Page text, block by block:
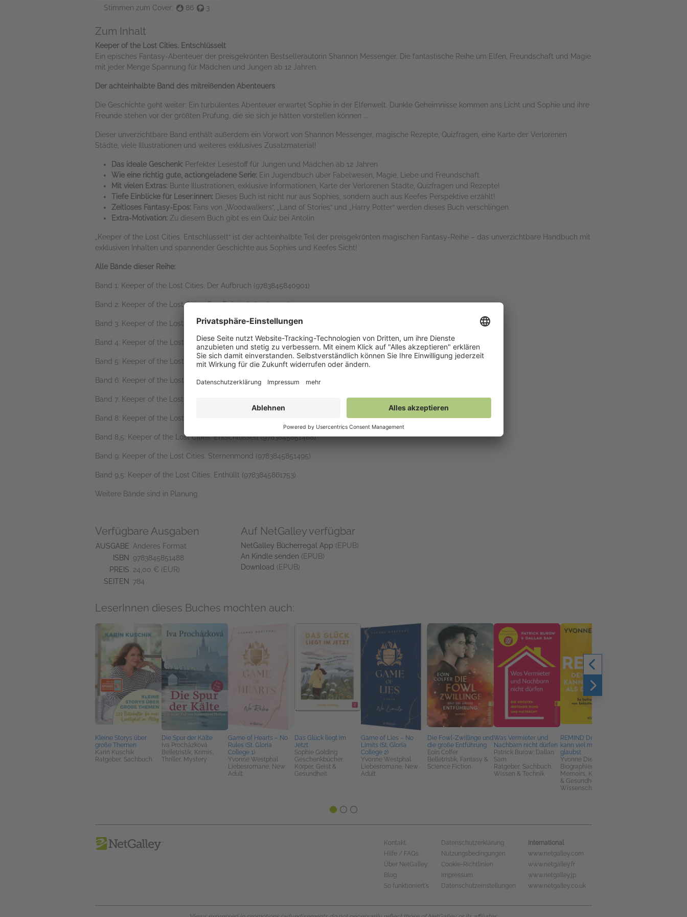
Stimmen zum Cover: 86 3
Zum Inhalt
Keeper of the Lost Cities. Entschlüsselt
Ein episches Fantasy-Abenteuer der preisgekrönten Bestsellerautorin Shannon Messenger. Die fantastische Reihe um Elfen, Freundschaft und Magie
mit jeder Menge Spannung für Mädchen und Jungen ab 12 Jahren.
Der achteinhalbte Band des mitreißenden Abenteuers
Die Geschichte geht weiter: Ein turbulentes Abenteuer erwartet Sophie in der Elfenwelt. Dunkle Geheimnisse kommen ans Licht und Sophie und ihre
Freunde stehen vor der größten Prüfung, die sie sich je hätten vorstellen können ...
Dieser unverzichtbare Band enthält außerdem ein Vorwort von Shannon Messenger, magische Rezepte, Quizfragen, eine Karte der Verlorenen
Städte, viele Illustrationen und weiteres exklusives Zusatzmaterial!
Das ideale Geschenk: Perfekter Lesestoff für Jungen und Mädchen ab 12 Jahren
Wie eine richtig gute, actiongeladene Serie: Ein Jugendbuch über Fabelwesen, Magie, Liebe und Freundschaft
Mit vielen Extras: Bunte Illustrationen, exklusive Informationen, Karte der Verlorenen Städte, Quizfragen und Rezepte!
Tiefe Einblicke für Leser:innen: Dieses Buch ist nicht nur aus Sophies, sondern auch aus Keefes Perspektive erzählt!
Zeitloses Fantasy-Epos: Fans von „Woodwalkers“, „Land of Stories“ und „Harry Potter“ werden dieses Buch verschlingen
Extra-Motivation: Zu diesem Buch gibt es ein Quiz bei Antolin
„Keeper of the Lost Cities. Entschlüsselt“ ist der achteinhalbte Teil der preisgekrönten magischen Fantasy-Reihe – das unverzichtbare Handbuch mit
exklusiven Inhalten und spannender Geschichte aus Sophies und Keefes Sicht!
Alle Bände dieser Reihe:
Band 1: Keeper of the Lost Cities. Der Aufbruch (9783845840901)
Band 2: Keeper of the Lost Cities. Das Exil (9783845840918)
Band 3: Keeper of the Lost Cities. Das Feuer (9783845844541)
Band 4: Keeper of the Lost Cities. Der Verrat (9783845846293)
Band 5: Keeper of the Lost Cities. Das Tor (9783845846309)
Band 6: Keeper of the Lost Cities. Die Flut (9783845846316)
Band 7: Keeper of the Lost Cities. Der Angriff (9783845846323)
Band 8: Keeper of the Lost Cities. Das Vermächtnis (9783845846330)
Band 8,5: Keeper of the Lost Cities. Entschlüsselt (9783845851488)
Band 9: Keeper of the Lost Cities. Sternenmond (9783845851495)
Band 9,5: Keeper of the Lost Cities. Enthüllt (9783845861753)
Weitere Bände sind in Planung.
Verfügbare Ausgaben
AUSGABE Anderes Format
ISBN
9783845851488
PREIS 24,00 € (EUR)
SEITEN
784
Auf NetGalley verfügbar
NetGalley Bücherregal App (EPUB)
An Kindle senden (EPUB)
Download (EPUB)
LeserInnen dieses Buches mochten auch:
Kleine Storys über
große Themen
Karin Kuschik
Ratgeber, Sachbuch
Die Spur der Kälte
Iva Procházková
Belletristik, Krimis,
Thriller, Mystery
Game of Hearts – No
Rules (St. Gloria
College 1)
Yvonne Westphal
Liebesromane, New
Adult
Das Glück liegt im
Jetzt
Sophie Golding
Geschenkbücher,
Körper, Geist &
Gesundheit
Game of Lies – No
Limits (St. Gloria
College 2)
Yvonne Westphal
Liebesromane, New
Adult
Die Fowl-Zwillinge und
die große Entführung
Eoin Colfer
Belletristik, Fantasy &
Science Fiction
Was Vermieter und
Nachbarn nicht dürfen
Patrick Burow; Dallan
Sam
Ratgeber, Sachbuch,
Wissen & Technik
REMIND Dein Gehirn
kann viel mehr, als du
glaubst
Yvonne Diewald
Biographien &
Memoirs, Körper, Geist
& Gesundheit,
Wissenschaft
Kontakt
Hilfe / FAQs
Über NetGalley
Blog
So funktioniert's
Datenschutzerklärung
Nutzungsbedingungen
Cookie-Richtlinien
Impressum
Datenschutzeinstellungen
International
www.netgalley.com
www.netgalley.fr
www.netgalley.jp
www.netgalley.co.uk